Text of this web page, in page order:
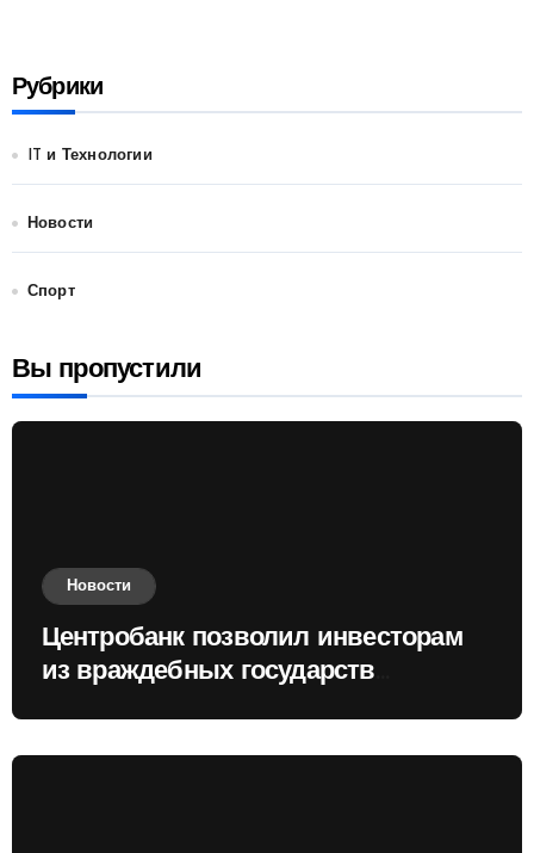
Рубрики
IT и Технологии
Новости
Спорт
Вы пропустили
Новости
Центробанк позволил инвесторам
из враждебных государств